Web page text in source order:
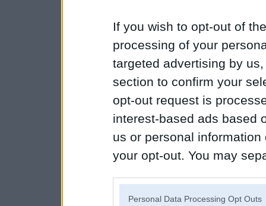
If you wish to opt-out of
processing of your
targeted advertising by
section to confirm your
opt-out request is
interest-based ads based
us or personal
your opt-out. You may
Personal Data Processing Opt Outs